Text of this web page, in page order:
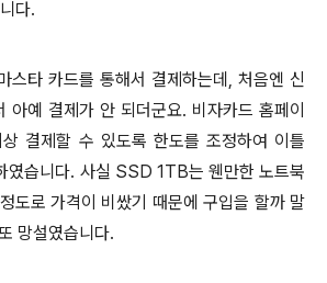
다.
스타 카드를 통해서 결제하는데, 처음엔 신
아예 결제가 안 되더군요. 비자카드 홈페이
결제할 수 있도록 한도를 조정하여 이틀
였습니다. 사실 SSD 1TB는 웬만한 노트북
도로 가격이 비쌌기 때문에 구입을 할까 말
망설였습니다.